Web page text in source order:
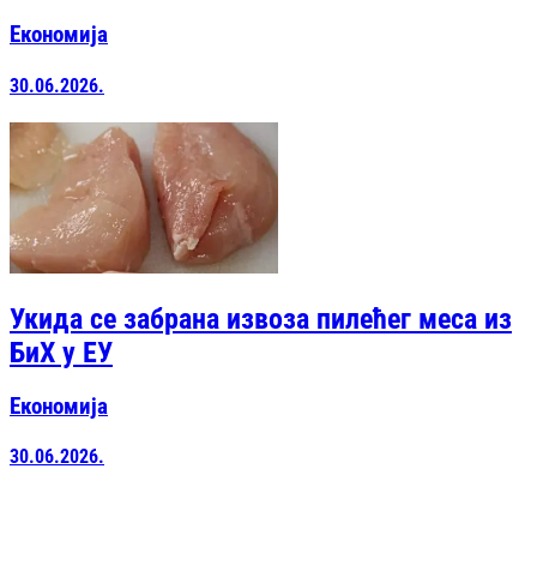
Економија
30.06.2026.
Укида се забрана извоза пилећег меса из
БиХ у ЕУ
Економија
30.06.2026.